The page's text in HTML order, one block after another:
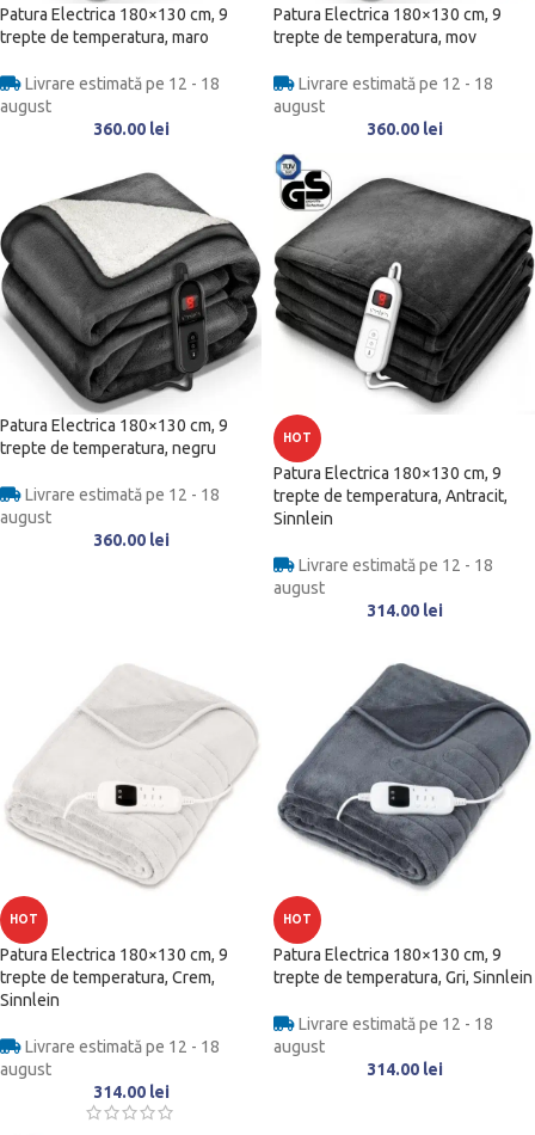
Patura Electrica 180×130 cm, 9
trepte de temperatura, maro
Livrare estimată pe 12 - 18
august
360.00 lei
Patura Electrica 180×130 cm, 9
trepte de temperatura, mov
Livrare estimată pe 12 - 18
august
360.00 lei
Patura Electrica 180×130 cm, 9
trepte de temperatura, negru
Livrare estimată pe 12 - 18
august
360.00 lei
HOT
Patura Electrica 180×130 cm, 9
trepte de temperatura, Antracit,
Sinnlein
Livrare estimată pe 12 - 18
august
314.00 lei
HOT
Patura Electrica 180×130 cm, 9
trepte de temperatura, Crem,
Sinnlein
Livrare estimată pe 12 - 18
august
314.00 lei
HOT
Patura Electrica 180×130 cm, 9
trepte de temperatura, Gri, Sinnlein
Livrare estimată pe 12 - 18
august
314.00 lei